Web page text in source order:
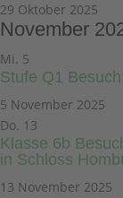
29 Oktober 2025
November
Mi. 5
Stufe Q1
5 November 2025
Do. 13
Klasse 6b
in Schloss
13 November 2025